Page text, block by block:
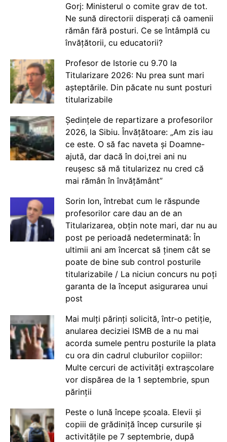
Gorj: Ministerul o comite grav de tot.
Ne sună directorii disperați că oamenii
rămân fără posturi. Ce se întâmplă cu
învățătorii, cu educatorii?
Profesor de Istorie cu 9.70 la
Titularizare 2026: Nu prea sunt mari
așteptările. Din păcate nu sunt posturi
titularizabile
Ședințele de repartizare a profesorilor
2026, la Sibiu. Învățătoare: „Am zis iau
ce este. O să fac naveta și Doamne-
ajută, dar dacă în doi,trei ani nu
reușesc să mă titularizez nu cred că
mai rămân în învățământ”
Sorin Ion, întrebat cum le răspunde
profesorilor care dau an de an
Titularizarea, obțin note mari, dar nu au
post pe perioadă nedeterminată: În
ultimii ani am încercat să ținem cât se
poate de bine sub control posturile
titularizabile / La niciun concurs nu poți
garanta de la început asigurarea unui
post
Mai mulți părinți solicită, într-o petiție,
anularea deciziei ISMB de a nu mai
acorda sumele pentru posturile la plata
cu ora din cadrul cluburilor copiilor:
Multe cercuri de activități extrașcolare
vor dispărea de la 1 septembrie, spun
părinții
Peste o lună începe școala. Elevii și
copiii de grădiniță încep cursurile și
activitățile pe 7 septembrie, după